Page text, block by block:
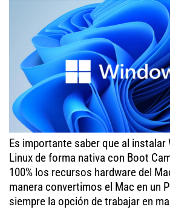
Es importante saber que al instalar
Linux de forma nativa con Boot
100% los recursos hardware del
manera convertimos el Mac en un
siempre la opción de trabajar en